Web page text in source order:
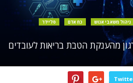
ניהול משאבי אנוש כח אדם
סליידר
מהענקת הטבת בריאות לעובדים